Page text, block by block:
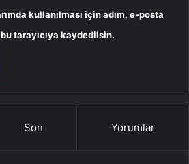
kullanılması için adım, e-posta
tarayıcıya kaydedilsin.
Son Yorumlar